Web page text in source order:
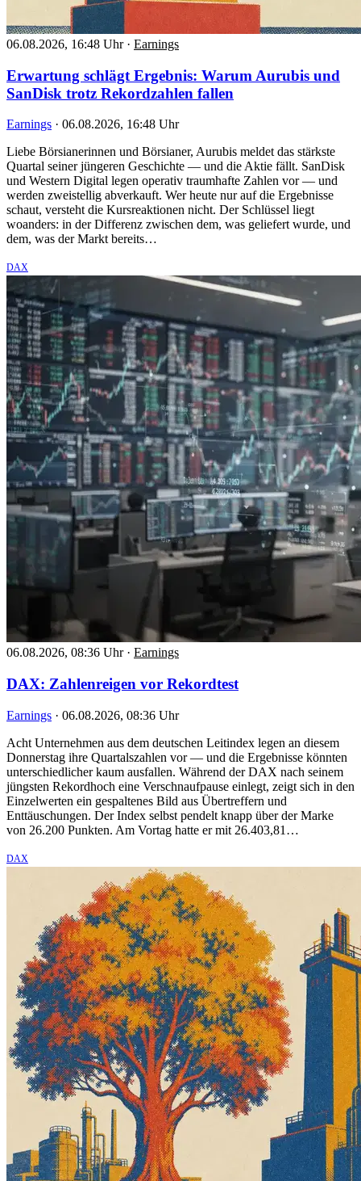
06.08.2026, 16:48 Uhr · Earnings
Erwartung schlägt Ergebnis: Warum Aurubis und
SanDisk trotz Rekordzahlen fallen
Earnings · 06.08.2026, 16:48 Uhr
Liebe Börsianerinnen und Börsianer, Aurubis meldet das stärkste
Quartal seiner jüngeren Geschichte — und die Aktie fällt. SanDisk
und Western Digital legen operativ traumhafte Zahlen vor — und
werden zweistellig abverkauft. Wer heute nur auf die Ergebnisse
schaut, versteht die Kursreaktionen nicht. Der Schlüssel liegt
woanders: in der Differenz zwischen dem, was geliefert wurde, und
dem, was der Markt bereits…
DAX
06.08.2026, 08:36 Uhr · Earnings
DAX: Zahlenreigen vor Rekordtest
Earnings · 06.08.2026, 08:36 Uhr
Acht Unternehmen aus dem deutschen Leitindex legen an diesem
Donnerstag ihre Quartalszahlen vor — und die Ergebnisse könnten
unterschiedlicher kaum ausfallen. Während der DAX nach seinem
jüngsten Rekordhoch eine Verschnaufpause einlegt, zeigt sich in den
Einzelwerten ein gespaltenes Bild aus Übertreffern und
Enttäuschungen. Der Index selbst pendelt knapp über der Marke
von 26.200 Punkten. Am Vortag hatte er mit 26.403,81…
DAX